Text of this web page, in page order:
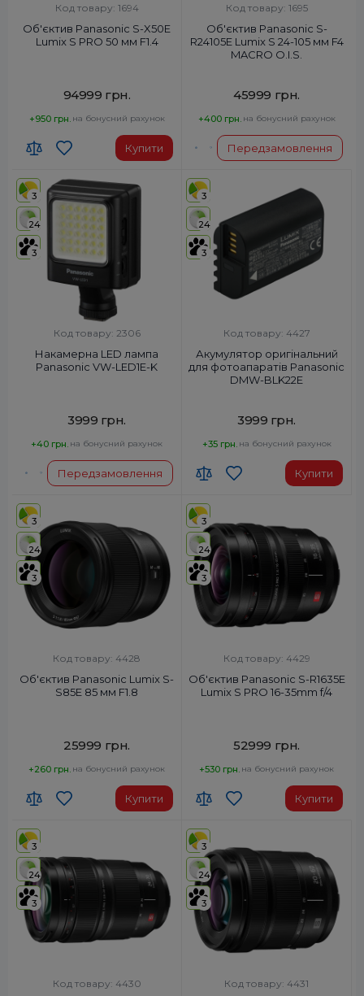
Код товару: 1694
Об'єктив Panasonic S-X50E
Lumix S PRO 50 мм F1.4
94999 грн.
+950 грн. на бонусний рахунок
Купити
Код товару: 1695
Об'єктив Panasonic S-
R24105E Lumix S 24-105 мм F4
MACRO O.I.S.
45999 грн.
+400 грн. на бонусний рахунок
Передзамовлення
3
24
3
Код товару: 2306
Накамернa LED лампа
Panasonic VW-LED1E-K
3999 грн.
+40 грн. на бонусний рахунок
Передзамовлення
3
24
3
Код товару: 4427
Акумулятор оригінальний
для фотоапаратів Panasonic
DMW-BLK22E
3999 грн.
+35 грн. на бонусний рахунок
Купити
3
24
3
Код товару: 4428
Об'єктив Panasonic Lumix S-
S85E 85 мм F1.8
25999 грн.
+260 грн. на бонусний рахунок
Купити
3
24
3
Код товару: 4429
Об'єктив Panasonic S-R1635E
Lumix S PRO 16-35mm f/4
52999 грн.
+530 грн. на бонусний рахунок
Купити
3
24
3
Код товару: 4430
3
24
3
Код товару: 4431